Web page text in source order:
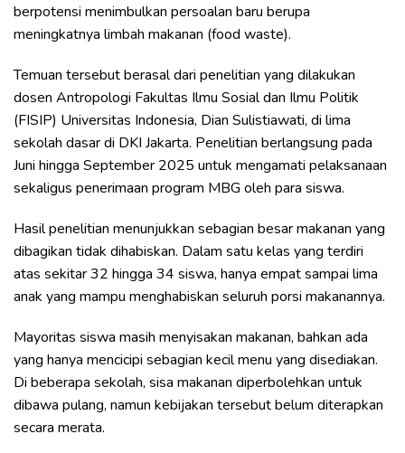
berpotensi menimbulkan persoalan baru berupa
meningkatnya limbah makanan (food waste).
Temuan tersebut berasal dari penelitian yang dilakukan
dosen Antropologi Fakultas Ilmu Sosial dan Ilmu Politik
(FISIP) Universitas Indonesia, Dian Sulistiawati, di lima
sekolah dasar di DKI Jakarta. Penelitian berlangsung pada
Juni hingga September 2025 untuk mengamati pelaksanaan
sekaligus penerimaan program MBG oleh para siswa.
Hasil penelitian menunjukkan sebagian besar makanan yang
dibagikan tidak dihabiskan. Dalam satu kelas yang terdiri
atas sekitar 32 hingga 34 siswa, hanya empat sampai lima
anak yang mampu menghabiskan seluruh porsi makanannya.
Mayoritas siswa masih menyisakan makanan, bahkan ada
yang hanya mencicipi sebagian kecil menu yang disediakan.
Di beberapa sekolah, sisa makanan diperbolehkan untuk
dibawa pulang, namun kebijakan tersebut belum diterapkan
secara merata.